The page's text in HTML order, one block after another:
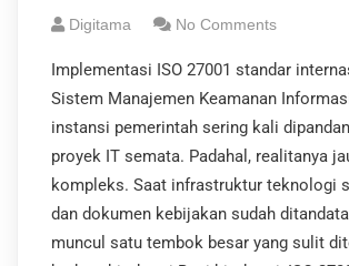
Digitama No Comments
Implementasi ISO 27001 standar
Sistem Manajemen Keamanan
instansi pemerintah sering kali
proyek IT semata. Padahal, realitanya
kompleks. Saat infrastruktur teknologi
dan dokumen kebijakan sudah
muncul satu tembok besar yang sulit